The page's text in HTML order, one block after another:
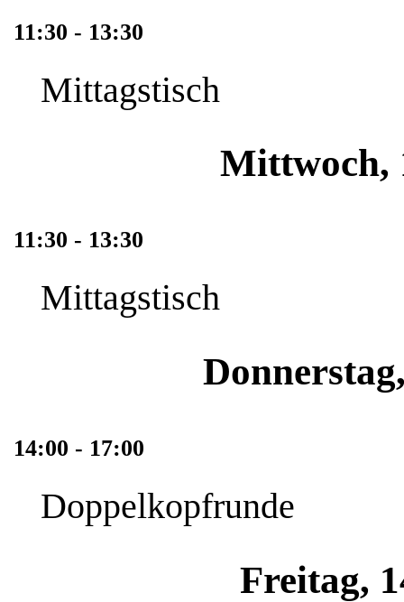
11:30 - 13:30
Mittagstisch
Mittwoch,
11:30 - 13:30
Mittagstisch
14:00 - 17:00
Doppelkopfrunde
Freitag,